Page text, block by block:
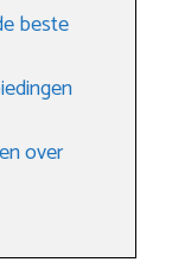
beste
over